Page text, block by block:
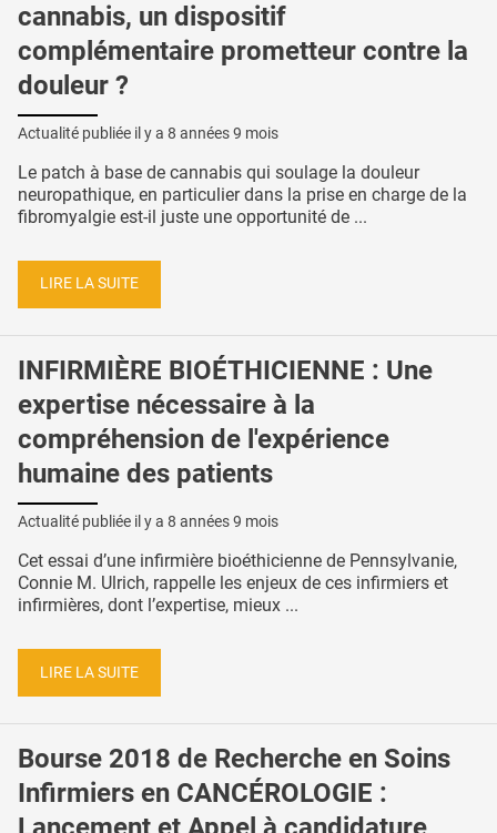
cannabis, un dispositif
complémentaire prometteur contre la
douleur ?
Actualité publiée il y a 8 années 9 mois
Le patch à base de cannabis qui soulage la douleur
neuropathique, en particulier dans la prise en charge de la
fibromyalgie est-il juste une opportunité de ...
LIRE LA SUITE
INFIRMIÈRE BIOÉTHICIENNE : Une
expertise nécessaire à la
compréhension de l'expérience
humaine des patients
Actualité publiée il y a 8 années 9 mois
Cet essai d’une infirmière bioéthicienne de Pennsylvanie,
Connie M. Ulrich, rappelle les enjeux de ces infirmiers et
infirmières, dont l’expertise, mieux ...
LIRE LA SUITE
Bourse 2018 de Recherche en Soins
Infirmiers en CANCÉROLOGIE :